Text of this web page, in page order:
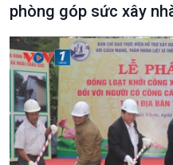
phòng góp sức xây